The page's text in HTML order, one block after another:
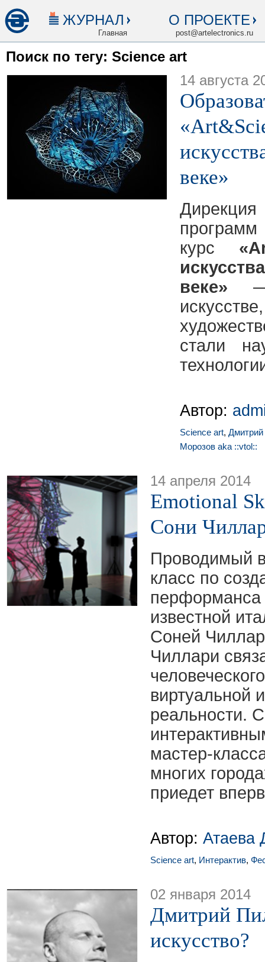
ЖУРНАЛ
Главная
О ПРОЕКТЕ
post@artelectronics.ru
Поиск по тегу: Science art
14 августа
веке»
курс
веке» —
стали
Автор:
Science art,
Морозов aka ::vtol::
14 апреля 2014
Emotional
Сони
Проводимый
класс по
перформанса
известной
Соней
Чиллари
виртуальной
реальности.
мастер-
многих
приедет
Автор: Атаева
Science art, Интерактив,
02 января 2014
Дмитрий
искусство?